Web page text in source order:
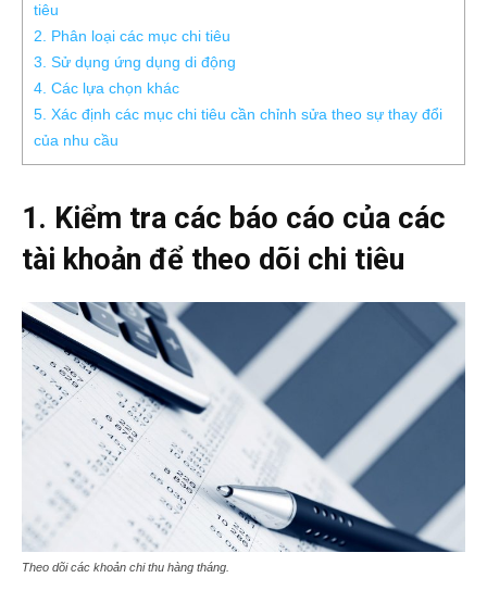
tiêu
2. Phân loại các mục chi tiêu
3. Sử dụng ứng dụng di động
4. Các lựa chọn khác
5. Xác định các mục chi tiêu cần chỉnh sửa theo sự thay đổi
của nhu cầu
1. Kiểm tra các báo cáo của các
tài khoản để theo dõi chi tiêu
Theo dõi các khoản chi thu hàng tháng.